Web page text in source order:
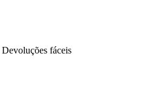
Devoluções fáceis